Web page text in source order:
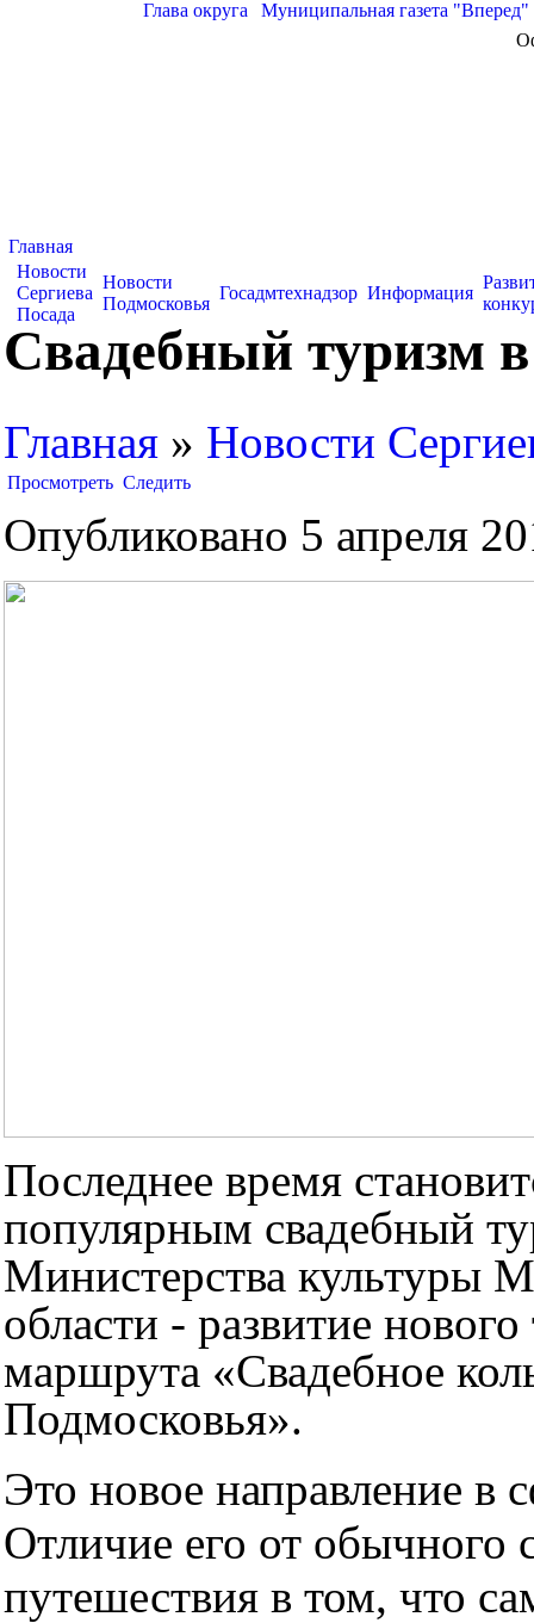
Глава округа Муниципальная газета "Вперед"
Главная
Новости
Сергиева
Посада
Новости
Подмосковья
Госадмтехнадзор Информация
Свадебный туризм
Главная » Новости
Просмотреть Следить
Опубликовано 5 апреля
Последнее время
популярным свадебный
Министерства культуры
области - развитие нового
маршрута «Свадебное
Подмосковья».
Это новое направление в
Отличие его от обычного
путешествия в том, что